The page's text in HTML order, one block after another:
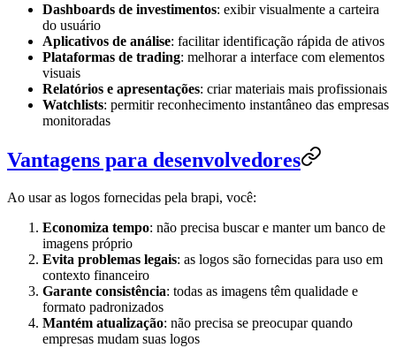
Dashboards de investimentos: exibir visualmente a carteira
do usuário
Aplicativos de análise: facilitar identificação rápida de ativos
Plataformas de trading: melhorar a interface com elementos
visuais
Relatórios e apresentações: criar materiais mais profissionais
Watchlists: permitir reconhecimento instantâneo das empresas
monitoradas
Vantagens para desenvolvedores
Ao usar as logos fornecidas pela brapi, você:
Economiza tempo: não precisa buscar e manter um banco de
imagens próprio
Evita problemas legais: as logos são fornecidas para uso em
contexto financeiro
Garante consistência: todas as imagens têm qualidade e
formato padronizados
Mantém atualização: não precisa se preocupar quando
empresas mudam suas logos